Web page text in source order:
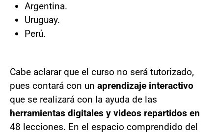
Argentina.
Uruguay.
Perú.
Cabe aclarar que el curso no será tutorizado,
pues contará con un aprendizaje interactivo
que se realizará con la ayuda de las
herramientas digitales y videos repartidos en
48 lecciones. En el espacio comprendido del